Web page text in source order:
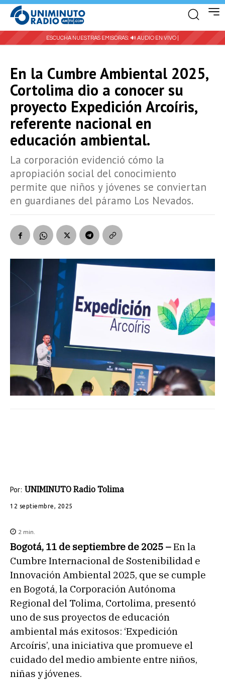
ESCUCHA NUESTRAS EMISORAS: 🔊 AUDIO EN VIVO |
En la Cumbre Ambiental 2025,
Cortolima dio a conocer su
proyecto Expedición Arcoíris,
referente nacional en
educación ambiental.
La corporación evidenció cómo la
apropiación social del conocimiento
permite que niños y jóvenes se conviertan
en guardianes del páramo Los Nevados.
Por: UNIMINUTO Radio Tolima
12 septiembre, 2025
2 min.
Bogotá, 11 de septiembre de 2025 –En la
Cumbre Internacional de Sostenibilidad e
Innovación Ambiental 2025, que se cumple
en Bogotá, la Corporación Autónoma
Regional del Tolima, Cortolima, presentó
uno de sus proyectos de educación
ambiental más exitosos: ‘Expedición
Arcoíris’, una iniciativa que promueve el
cuidado del medio ambiente entre niños,
niñas y jóvenes.